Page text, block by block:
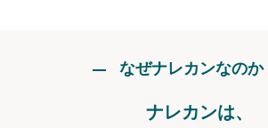
なぜナレカンなのか
ナレカンは、